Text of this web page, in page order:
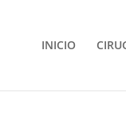
INICIO